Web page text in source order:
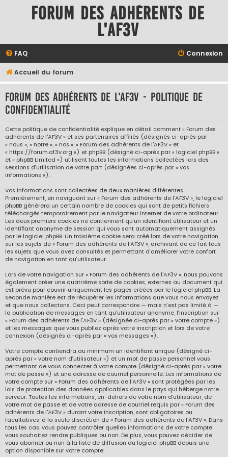
Forum des adhérents de
l'AF3V
FAQ Connexion
Accueil du forum
Forum des adhérents de l'AF3V - Politique de
confidentialité
Cette politique de confidentialité explique en détail comment « Forum des
adhérents de l'AF3V » et ses partenaires affiliés (désignés ci-après par
« nous », « notre », « nos », « Forum des adhérents de l'AF3V » et
« https://forum.af3v.org ») et phpBB (désigné ci-après par « logiciel phpBB »
et « phpBB Limited ») utilisent toutes les informations collectées lors des
sessions d’utilisation de votre part (désignées ci-après par « vos
informations »).
Vos informations sont collectées de deux manières différentes.
Premièrement, en naviguant sur « Forum des adhérents de l'AF3V », le logiciel
phpBB génèrera un certain nombre de cookies qui sont de petits fichiers
téléchargés temporairement par le navigateur internet de votre ordinateur.
Les deux premiers cookies ne contiennent qu’un identifiant utilisateur et un
identifiant anonyme de session qui vous sont automatiquement assignés
par le logiciel phpBB. Un troisième cookie sera créé lors de votre navigation
sur les sujets de « Forum des adhérents de l'AF3V », archivant de ce fait tous
les sujets que vous avez consultés et permettant d’améliorer votre confort
de navigation en tant qu’utilisateur.
Lors de votre navigation sur « Forum des adhérents de l'AF3V », nous pouvons
également créer une quatrième sorte de cookies, externes au document qui
est prévu pour couvrir uniquement les pages créées par le logiciel phpBB. La
seconde manière est de récupérer les informations que vous nous envoyez
et que nous collectons. Ceci peut correspondre — mais n’est pas limité à —
la publication de messages en tant qu’utilisateur anonyme, l’inscription sur
« Forum des adhérents de l'AF3V » (désignée ci-après par « votre compte »)
et les messages que vous publiez après votre inscription et lors de votre
connexion (désignés ci-après par « vos messages »).
Votre compte contiendra au minimum un identifiant unique (désigné ci-
après par « votre nom d’utilisateur ») et un mot de passe personnel vous
permettant de vous connecter à votre compte (désigné ci-après par « votre
mot de passe ») et une adresse de courriel personnelle. Les informations de
votre compte sur « Forum des adhérents de l'AF3V » sont protégées par les
lois de protection des données applicables dans le pays qui héberge notre
serveur. Toutes les informations, en-dehors de votre nom d’utilisateur, de
votre mot de passe et de votre adresse de courriel requis par « Forum des
adhérents de l'AF3V » durant votre inscription, sont obligatoires ou
facultatives, à la seule discrétion de « Forum des adhérents de l'AF3V ». Dans
tous les cas, vous pouvez contrôler quelles informations de votre compte
vous souhaitez rendre publiques ou non. De plus, vous pouvez décider de
vous abonner ou non à la liste de diffusion du logiciel phpBB depuis une
option disponible sur votre compte.